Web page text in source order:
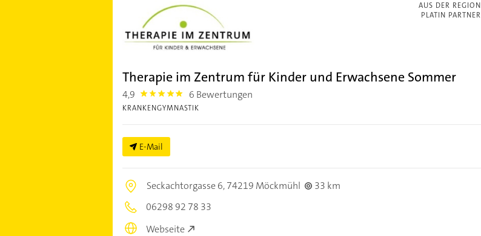
AUS DER REGION
PLATIN PARTNER
Therapie im Zentrum für Kinder und Erwachsene Sommer
4,9 4.9 6 Bewertungen
KRANKENGYMNASTIK
E-Mail
Seckachtorgasse 6,74219 Möckmühl
33 km
06298 92 78 33
Webseite